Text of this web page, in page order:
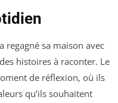
regagné sa maison avec
histoires à raconter. Le
de réflexion, où ils
qu’ils souhaitent